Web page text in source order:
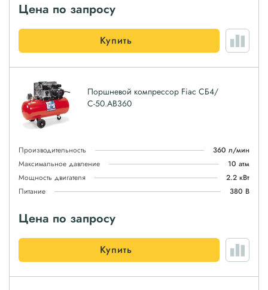
Цена по запросу
Купить
Поршневой компрессор Fiac СБ4/
С-50.AB360
Производительность
360 л/мин
Максимальное давление
10 атм
Мощность двигателя
2.2 кВт
Питание
380 В
Цена по запросу
Купить